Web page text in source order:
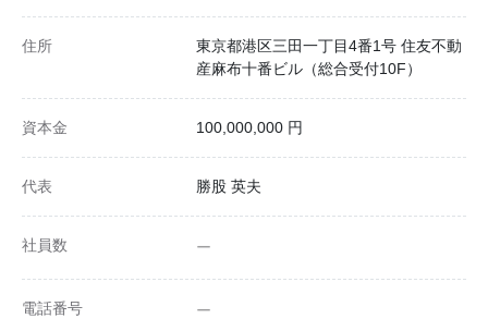
住所
東京都港区三田一丁目4番1号 住友不動
産麻布十番ビル（総合受付10F）
資本金 100,000,000 円
代表 勝股 英夫
社員数 ー
電話番号 ー